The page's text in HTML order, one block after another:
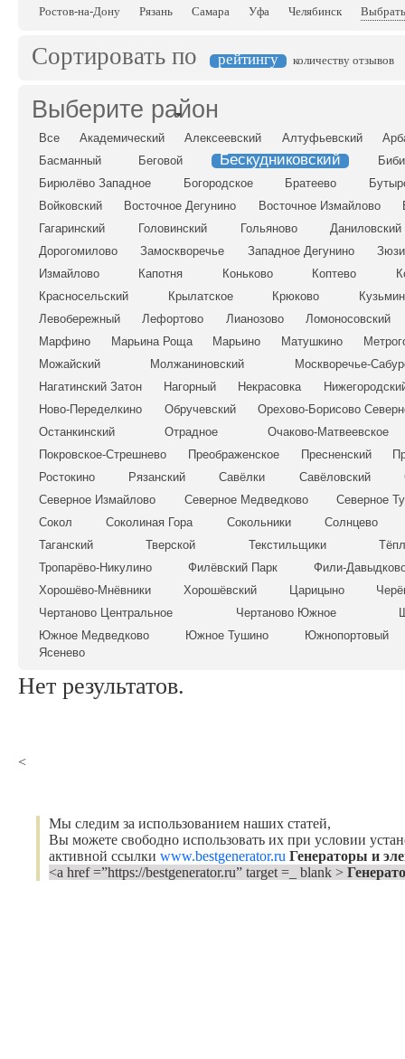
Ростов-на-Дону
Рязань Самара Уфа Челябинск
Сортировать по рейтингу количеству отзывов
Выберите район
Все Академический Алексеевский Алтуфьевский
Басманный
Беговой Бескудниковский
Бирюлёво Западное
Богородское Братеево
Войковский
Восточное Дегунино Восточное Измайлово
Гагаринский
Головинский Гольяново
Даниловский
Дорогомилово
Замоскворечье Западное Дегунино
Измайлово
Капотня Коньково Коптево
Красносельский
Крылатское Крюково
Левобережный
Лефортово Лианозово
Ломоносовский
Марфино
Марьина Роща Марьино Матушкино
Можайский
Молжаниновский
Москворечье-
Нагатинский Затон
Нагорный Некрасовка
Ново-Переделкино
Обручевский
Орехово-Борисово
Останкинский
Отрадное
Очаково-Матвеевское
Покровское-Стрешнево
Преображенское Пресненский
Ростокино
Рязанский Савёлки Савёловский
Северное Измайлово
Северное Медведково
Северное
Сокол
Соколиная Гора Сокольники
Солнцево
Таганский
Тверской Текстильщики
Тропарёво-Никулино
Филёвский Парк
Фили-
Хорошёво-Мнёвники
Хорошёвский Царицыно
Чертаново Центральное
Чертаново Южное
Южное Медведково
Южное Тушино
Южнопортовый
Ясенево
Нет результатов.
<
Мы следим за использованием наших статей,
Вы можете свободно использовать их при условии
активной ссылки www.bestgenerator.ru Генераторы и
<a href =”https://bestgenerator.ru” target =_ blank >